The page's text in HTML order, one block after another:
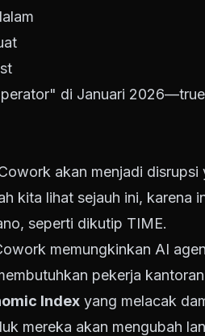
di Januari
akan menjadi
kita lihat sejauh ini, karena
seperti dikutip TIME.
memungkinkan AI
pekerja kantoran
Index yang melacak
mereka akan mengubah